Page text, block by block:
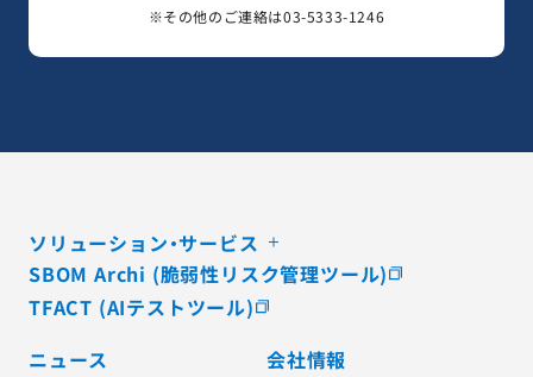
※その他のご連絡は03-5333-1246
ソリューション・サービス
SBOM Archi (脆弱性リスク管理ツール)
TFACT (AIテストツール)
ニュース
会社情報